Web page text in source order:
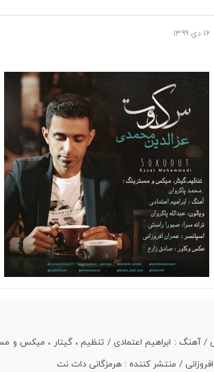
۱۶ دی ۱۳۹۹
/ آهنگ : ابراهیم اعتمادی / تنظیم ، گیتار ، میکس و
/ منتشر کننده : هرمزگانی دات نت